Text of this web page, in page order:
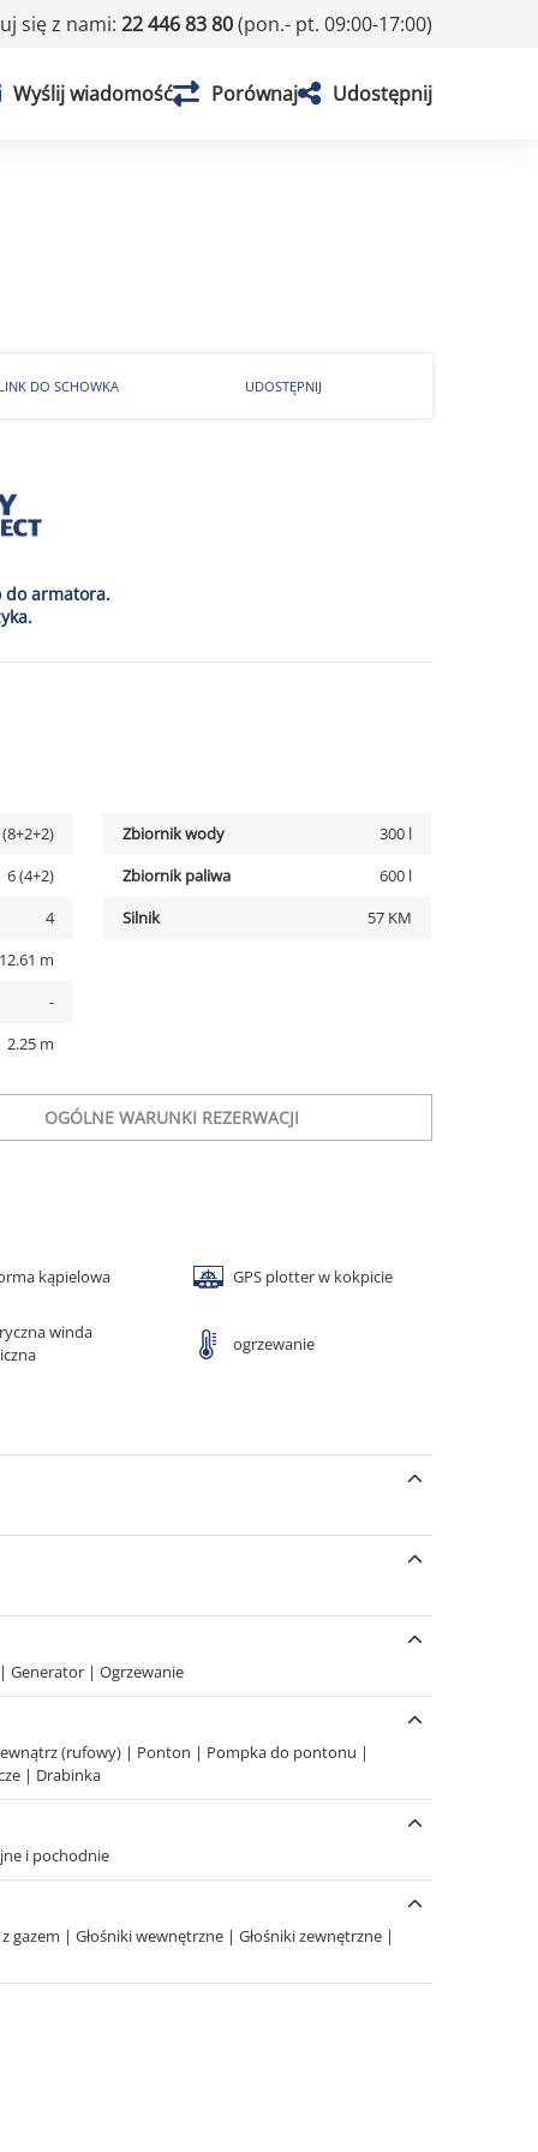
się z nami: 22 446 83 80(pon.- pt. 09:00-17:00)
Wyślij wiadomość Porównaj Udostępnij
DO SCHOWKA UDOSTĘPNIJ
do armatora.
6 (4+2)
4
12.61 m
-
2.25 m
Zbiornik wody
300 l
Zbiornik paliwa
600 l
Silnik
57 KM
OGÓLNE WARUNKI REZERWACJI
kąpielowa GPS plotter w kokpicie
winda
ogrzewanie
| Generator | Ogrzewanie
(rufowy) | Ponton | Pompka do pontonu |
| Drabinka
i pochodnie
gazem | Głośniki wewnętrzne | Głośniki zewnętrzne |